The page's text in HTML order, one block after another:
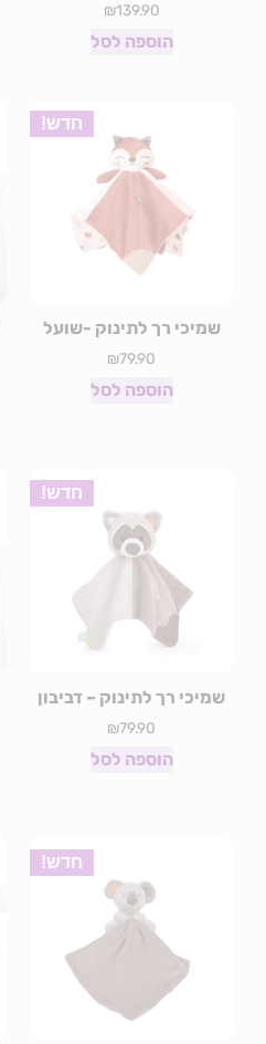
₪139.90
הוספה לסל
חדש!
שמיכי רך לתינוק -שועל
₪79.90
הוספה לסל
חדש!
שמיכי רך לתינוק – דביבון
₪79.90
הוספה לסל
חדש!